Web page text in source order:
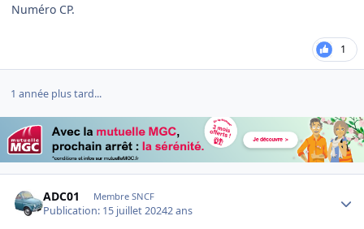
Numéro CP.
1
1 année plus tard...
ADC01 Membre SNCF
Publication: 15 juillet 20242 ans